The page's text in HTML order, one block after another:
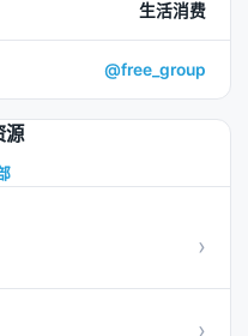
生活消费
@free_group
源
›
›